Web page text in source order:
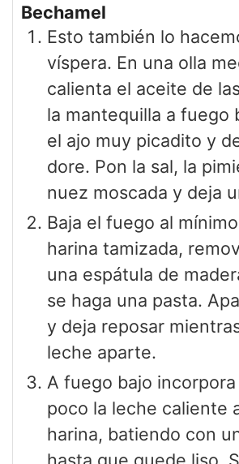
Bechamel
Esto también lo
víspera. En una olla
calienta el aceite de
la mantequilla a fuego
el ajo muy picadito y
dore. Pon la sal, la
nuez moscada y deja
Baja el fuego al
harina tamizada,
una espátula de
se haga una pasta.
y deja reposar
leche aparte.
A fuego bajo
poco la leche caliente
harina, batiendo con
hasta que quede liso.